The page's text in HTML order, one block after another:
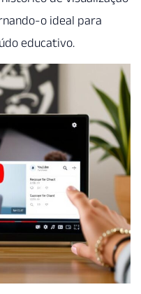
o ideal para
educativo.